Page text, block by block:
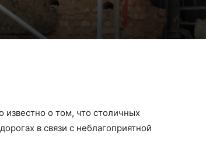
известно о том, что столичных
в связи с неблагоприятной